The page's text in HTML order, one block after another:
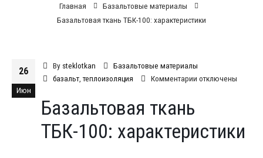
Главная
Базальтовые материалы
Базальтовая ткань ТБК-100: характеристики
26
Июн
By steklotkan
Базальтовые материалы
базальт, теплоизоляция Комментарии к
ТБК-100:
отключены
Базальтовая ткань
ТБК-100: характеристики